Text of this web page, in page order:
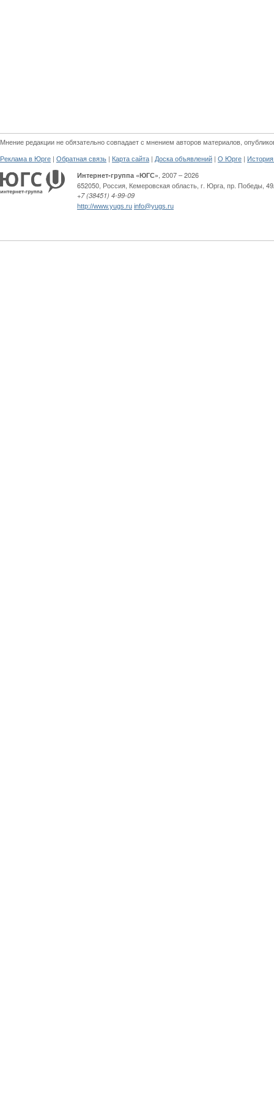
Мнение редакции не обязательно совпадает с мнением авторов материалов,
Реклама в Юрге | Обратная связь | Карта сайта | Доска объявлений | О Юрге |
Интернет-группа «ЮГС» , 2007 – 2026
652050, Россия, Кемеровская область, г. Юрга, пр. Победы,
+7 (38451) 4-99-09
http://www.yugs.ru info@yugs.ru